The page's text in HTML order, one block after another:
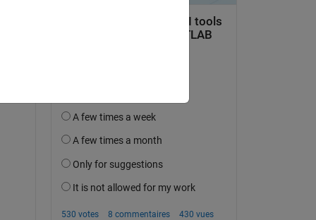
into laplace transform